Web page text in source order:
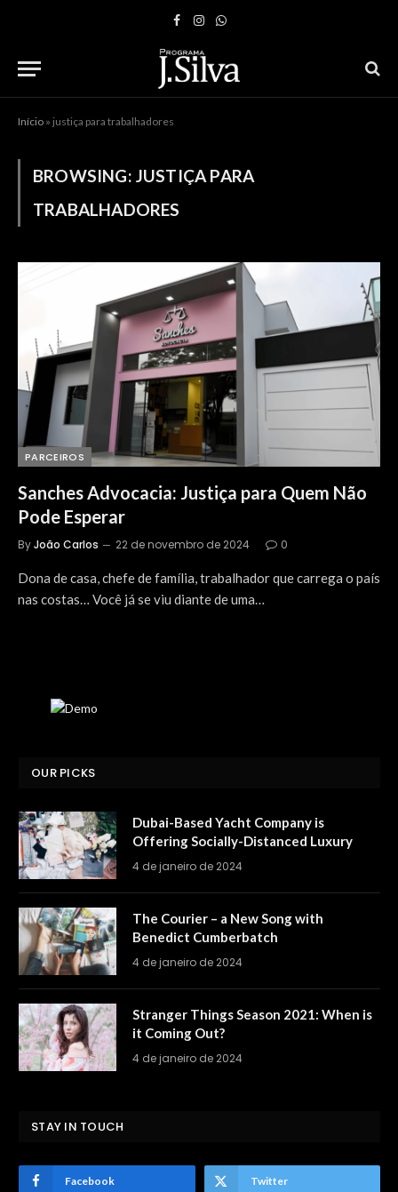
Facebook
Instagram
WhatsApp
Início » justiça para trabalhadores
BROWSING: JUSTIÇA PARA
TRABALHADORES
PARCEIROS
Sanches Advocacia: Justiça para Quem Não
Pode Esperar
ByJoão Carlos 22 de novembro de 2024 0
Dona de casa, chefe de família, trabalhador que carrega o país
nas costas… Você já se viu diante de uma…
OUR PICKS
Dubai-Based Yacht Company is
Offering Socially-Distanced Luxury
4 de janeiro de 2024
The Courier – a New Song with
Benedict Cumberbatch
4 de janeiro de 2024
Stranger Things Season 2021: When is
it Coming Out?
4 de janeiro de 2024
STAY IN TOUCH
Facebook Twitter